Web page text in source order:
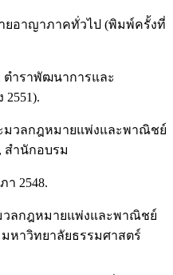
ยอาญาภาคทั่วไป (พิมพ์ครั้งที่
ตำราพัฒนาการและ
มวลกฎหมายแพ่งและพาณิชย์
สำนักอบรม
2548.
วลกฎหมายแพ่งและพาณิชย์
หาวิทยาลัยธรรมศาสตร์